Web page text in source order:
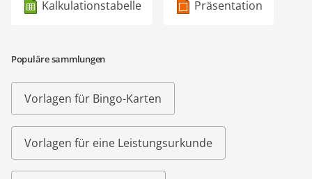
Kalkulationstabelle Präsentation
Populäre sammlungen
Vorlagen für Bingo-Karten
Vorlagen für eine Leistungsurkunde